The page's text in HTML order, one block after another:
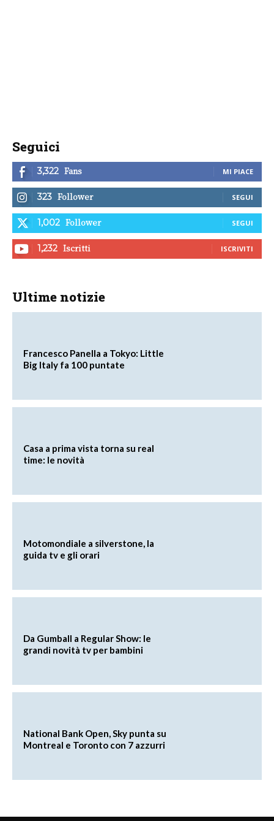
Seguici
3,322 Fans MI PIACE
323 Follower SEGUI
1,002 Follower SEGUI
1,232 Iscritti ISCRIVITI
Ultime notizie
Francesco Panella a Tokyo: Little
Big Italy fa 100 puntate
Casa a prima vista torna su real
time: le novità
Motomondiale a silverstone, la
guida tv e gli orari
Da Gumball a Regular Show: le
grandi novità tv per bambini
National Bank Open, Sky punta su
Montreal e Toronto con 7 azzurri